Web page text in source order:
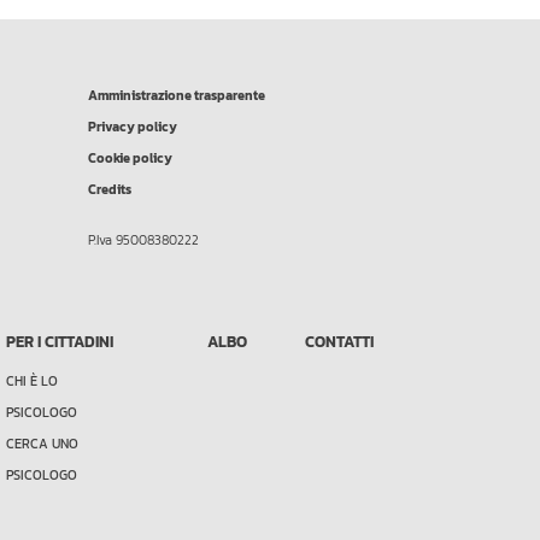
Amministrazione trasparente
Privacy policy
Cookie policy
Credits
P.Iva 95008380222
PER I CITTADINI
CHI È LO
PSICOLOGO
CERCA UNO
PSICOLOGO
ALBO CONTATTI